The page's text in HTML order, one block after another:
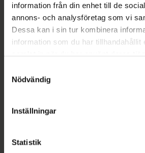
information från din enhet till de
annons- och analysföretag som vi
Dessa kan i sin tur kombinera
information som du har tillhandahållit
samlat in när du har använt deras
återkalla ditt samtycke via
cookieinställningar. Ett återkallat
lagligheten av behandling som skett
Nödvändig
Inställningar
Statistik
En doftfri, miljöanpassad
som verkar snabbt. Undvik att
föråldrad/kasserad produkt i
avloppet eller sophinken.
miljöstationen för farligt avfall
Jämförpris
Kategorier:
Naglar